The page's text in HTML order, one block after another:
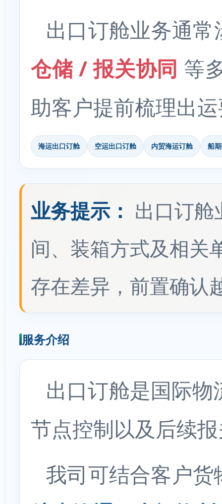
出口订舱业务通
仓储 / 报关协同 等
助客户提前梳理出
海运出口订舱 空运出口订舱 内贸海运订舱 船
业务提示： 出口订舱
间、装箱方式及相关
存在差异，前置确认
服务介绍
出口订舱是国际
节点控制以及后续
我司可结合客户